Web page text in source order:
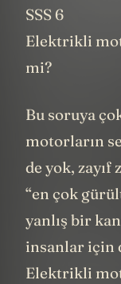
SSS 6
Elektrikli
mi?
Bu soruya
motorların
de yok, zayıf
“en çok
yanlış bir
insanlar için
Elektrikli